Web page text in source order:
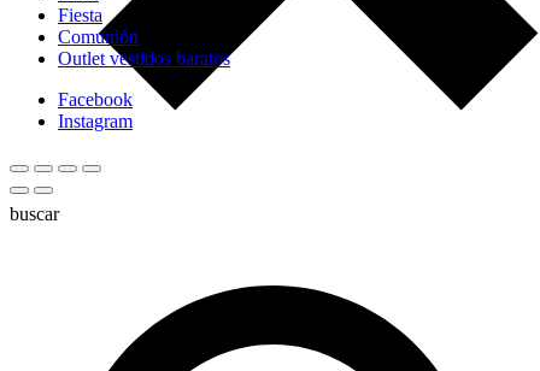
buscar
Fiesta
Comunión
Outlet vestidos baratos
Facebook
Instagram